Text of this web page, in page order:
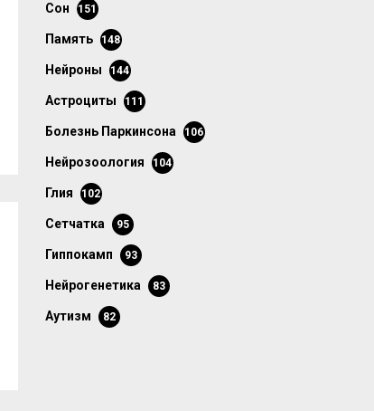
сон 151
память 148
нейроны 144
астроциты 111
болезнь Паркинсона 106
нейрозоология 104
глия 102
сетчатка 95
гиппокамп 93
нейрогенетика 83
аутизм 82